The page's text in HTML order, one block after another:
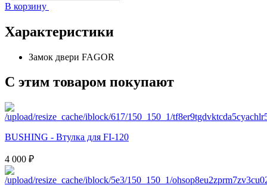
В корзину
Характеристики
Замок двери FAGOR
С этим товаром покупают
BUSHING - Втулка для FI-120
4 000 ₽